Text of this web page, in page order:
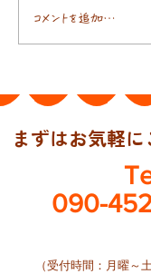
コメントを追加…
まずはお気軽
090-
（受付時間：月曜～